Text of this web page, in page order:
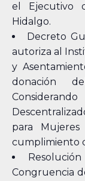
el Ejecutivo
Hidalgo.
Decreto
autoriza al
y
donación
para
cumplimiento
Congruencia